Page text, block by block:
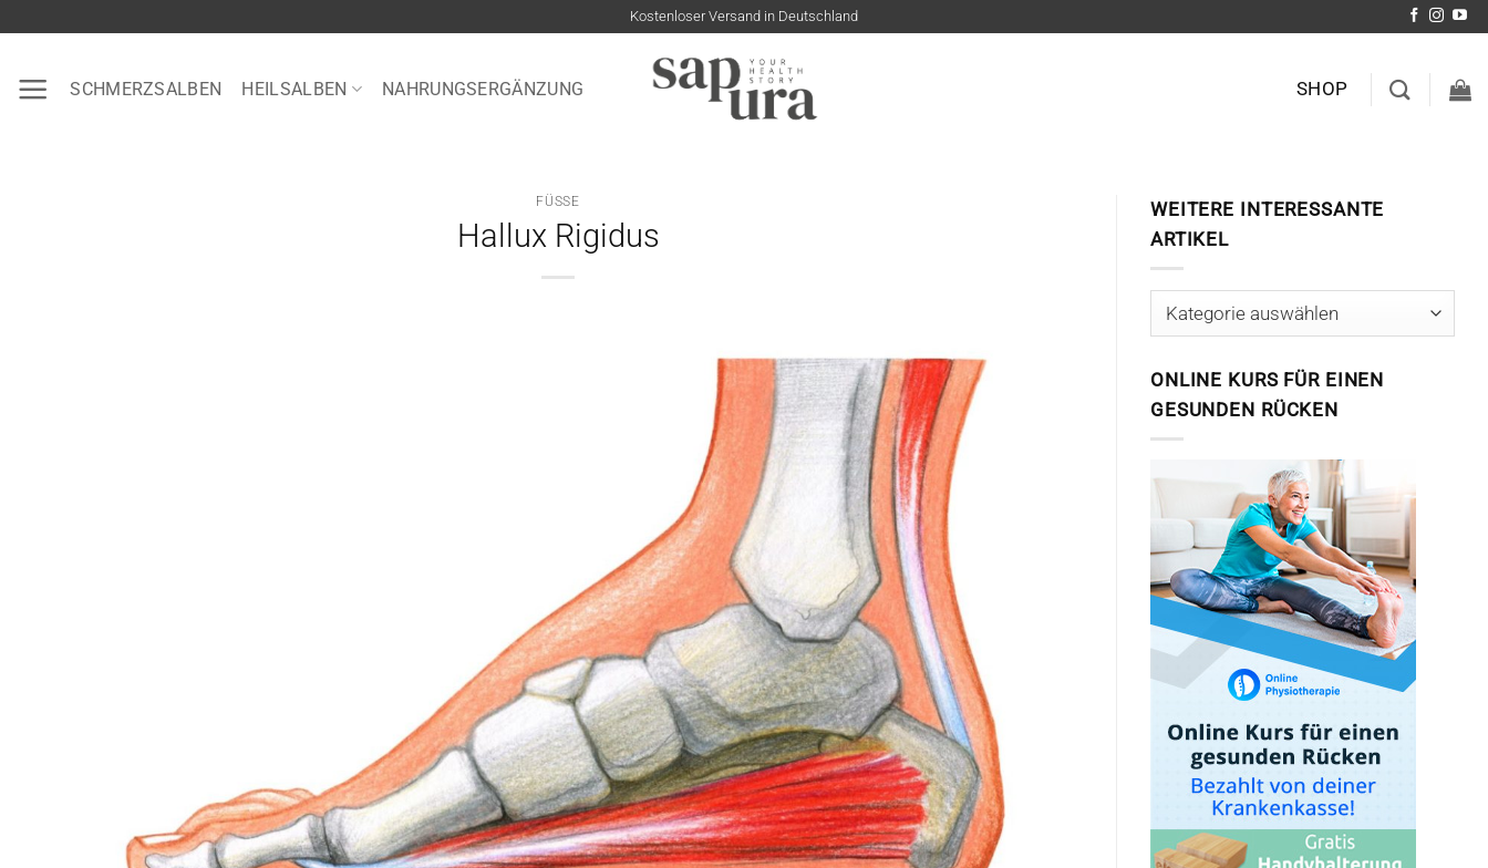
Kostenloser Versand in Deutschland
SCHMERZSALBEN HEILSALBEN NAHRUNGSERGÄNZUNG SHOP
FÜSSE
Hallux Rigidus
WEITERE INTERESSANTE
ARTIKEL
Weitere
interessante
ONLINE KURS FÜR EINEN
GESUNDEN RÜCKEN